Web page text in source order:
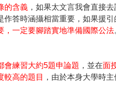
的含義 ，如果太文言我會直接去
作答時涵攝相當重要，如果援
，一定要腳踏實地準備國際公法
會練習大約5題申論題 ，並在面
較高的題目 ，由於本身大學時